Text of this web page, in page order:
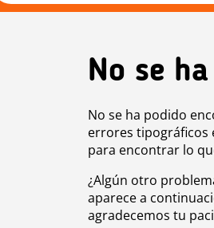
No se
No se ha podido
errores tipográficos
para encontrar lo
¿Algún otro
aparece a
agradecemos tu